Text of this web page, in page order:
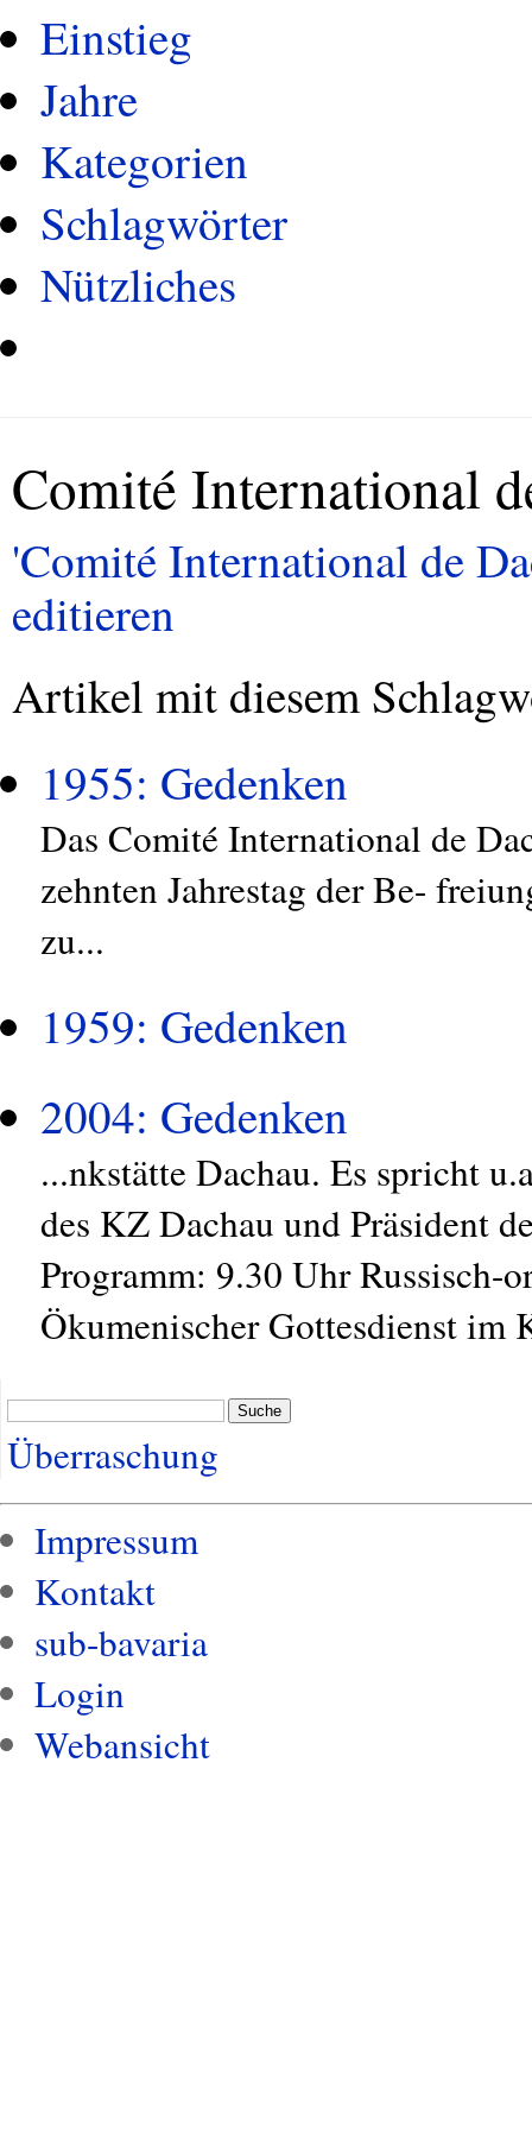
Einstieg
Jahre
Kategorien
Schlagwörter
Nützliches
Comité International
'Comité International de
editieren
Artikel mit diesem
1955: Gedenken
Das Comité International de
zehnten Jahrestag der Be-
zu...
1959: Gedenken
2004: Gedenken
...nkstätte Dachau. Es spricht
des KZ Dachau und Präsident
Programm: 9.30 Uhr Russisch-
Ökumenischer Gottesdienst im
Suche
Überraschung
Impressum
Kontakt
sub-bavaria
Login
Webansicht